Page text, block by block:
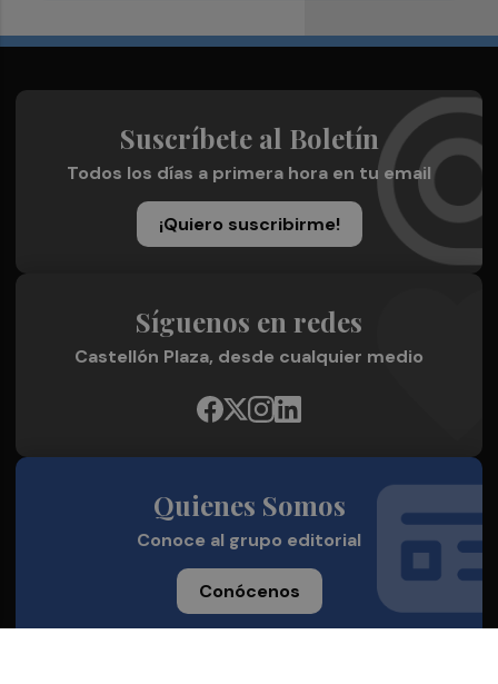
Suscríbete al Boletín
Todos los días a primera hora en tu email
¡Quiero suscribirme!
Síguenos en redes
Castellón Plaza, desde cualquier medio
Quienes Somos
Conoce al grupo editorial
Conócenos